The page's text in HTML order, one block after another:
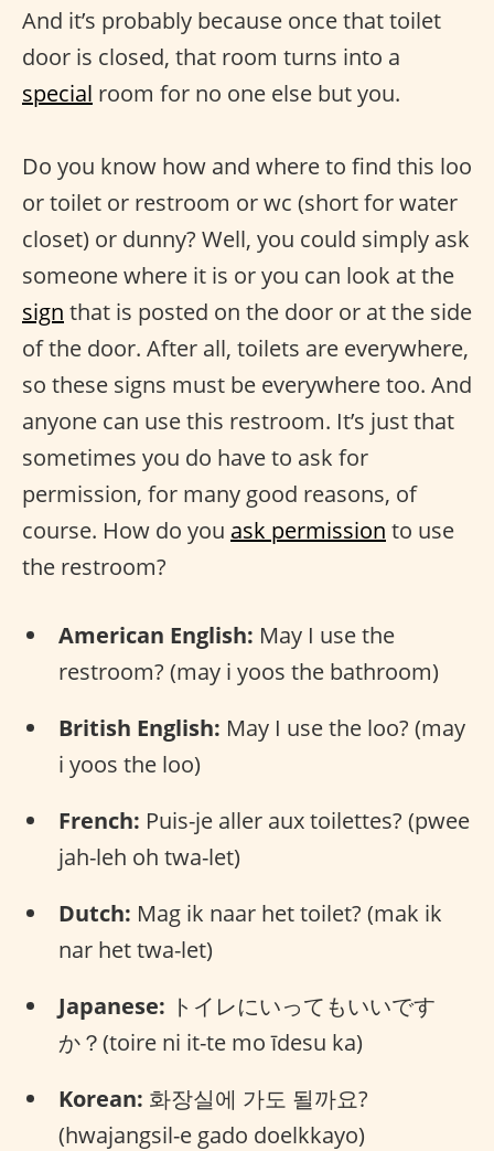
And it’s probably because once that toilet
door is closed, that room turns into a
special room for no one else but you.
Do you know how and where to find this loo
or toilet or restroom or wc (short for water
closet) or dunny? Well, you could simply ask
someone where it is or you can look at the
sign that is posted on the door or at the side
of the door. After all, toilets are everywhere,
so these signs must be everywhere too. And
anyone can use this restroom. It’s just that
sometimes you do have to ask for
permission, for many good reasons, of
course. How do you ask permission to use
the restroom?
American English: May I use the
restroom? (may i yoos the bathroom)
British English: May I use the loo? (may
i yoos the loo)
French: Puis-je aller aux toilettes? (pwee
jah-leh oh twa-let)
Dutch: Mag ik naar het toilet? (mak ik
nar het twa-let)
Japanese: トイレにいってもいいです
か？(toire ni it-te mo īdesu ka)
Korean: 화장실에 가도 될까요?
(hwajangsil-e gado doelkkayo)